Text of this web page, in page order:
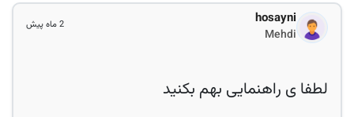
hosayni
Mehdi
2 ماه پیش
لطفا ی راهنمایی بهم بکنید